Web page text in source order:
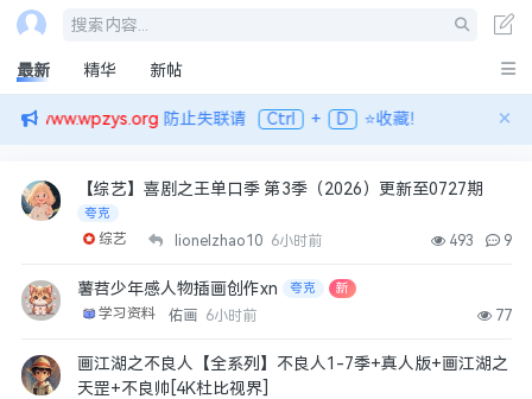
搜索内容...
最新 精华 新帖
：www.wpzys.org防止失联请 Ctrl + D ⭐收藏！ ×
【综艺】喜剧之王单口季 第3季（2026）更新至0727期
夸克
综艺 lionelzhao10 6小时前 493 9
薯苕少年感人物插画创作xn 夸克 新
学习资料 佑画 6小时前 77
画江湖之不良人【全系列】不良人1-7季+真人版+画江湖之
天罡+不良帅[4K杜比视界] ​​​
👍0
飞驰人生
anthonyguo1985
周杰伦
4月前
魔胎